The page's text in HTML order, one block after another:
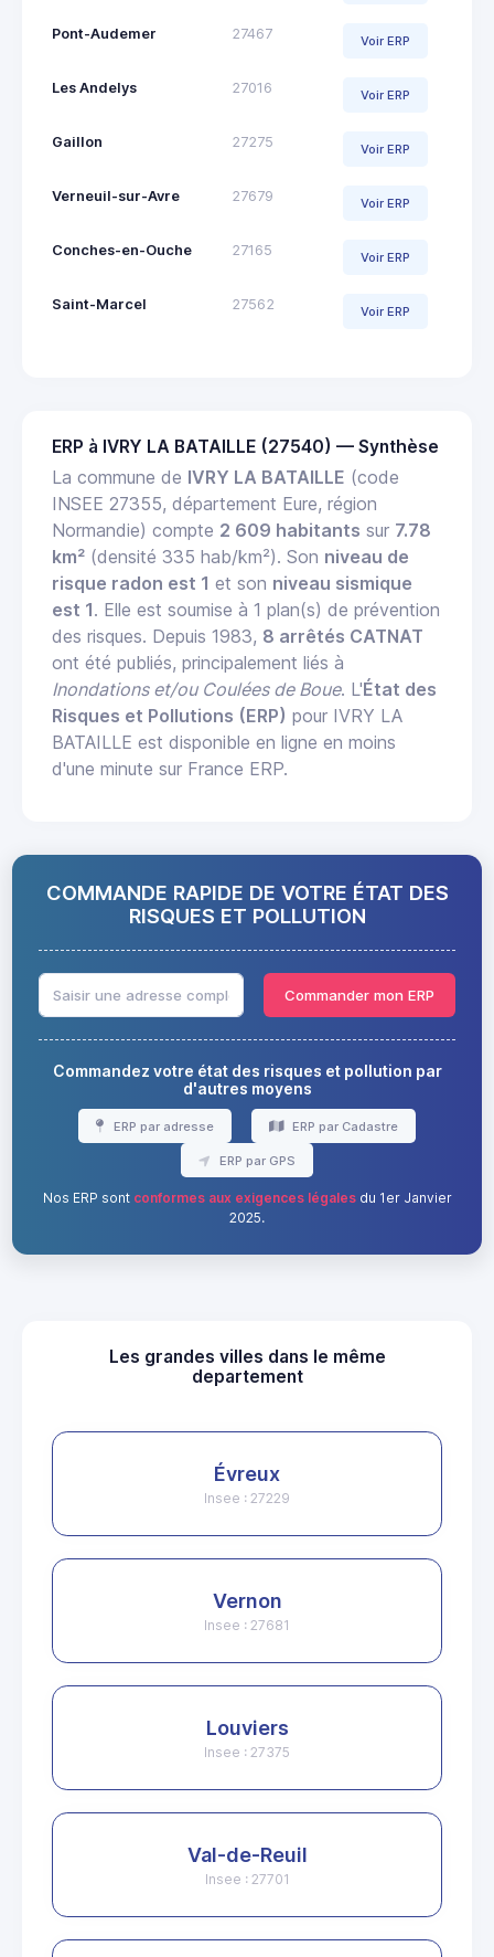
Pont-Audemer 27467 Voir ERP
Les Andelys 27016 Voir ERP
Gaillon 27275 Voir ERP
Verneuil-sur-Avre 27679 Voir ERP
Conches-en-Ouche 27165 Voir ERP
Saint-Marcel 27562 Voir ERP
ERP à IVRY LA BATAILLE (27540) — Synthèse
La commune de IVRY LA BATAILLE (code
INSEE 27355, département Eure, région
Normandie) compte 2 609 habitants sur 7.78
km² (densité 335 hab/km²). Son niveau de
risque radon est 1 et son niveau sismique
est 1. Elle est soumise à 1 plan(s) de prévention
des risques. Depuis 1983, 8 arrêtés CATNAT
ont été publiés, principalement liés à
Inondations et/ou Coulées de Boue. L'État des
Risques et Pollutions (ERP) pour IVRY LA
BATAILLE est disponible en ligne en moins
d'une minute sur France ERP.
COMMANDE RAPIDE DE VOTRE ÉTAT DES
RISQUES ET POLLUTION
Commander mon ERP
Commandez votre état des risques et pollution par
d'autres moyens
ERP par adresse ERP par Cadastre
ERP par GPS
Nos ERP sont conformes aux exigences légalesdu 1er Janvier
2025.
Les grandes villes dans le même
departement
Évreux
Insee : 27229
Vernon
Insee : 27681
Louviers
Insee : 27375
Val-de-Reuil
Insee : 27701